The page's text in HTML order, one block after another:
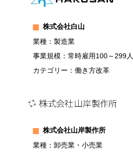
株式会社白山
業種：製造業
事業規模：常時雇用100～299人
カテゴリー：働き方改革
株式会社山岸製作所
業種：卸売業・小売業